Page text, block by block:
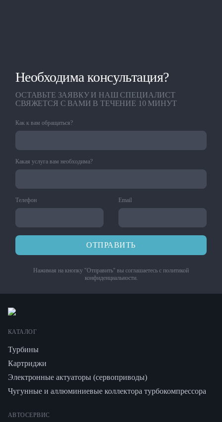
Необходима консультация?
ОСТАВЬТЕ ЗАЯВКУ И НАШ СПЕЦИАЛИСТ
СВЯЖЕТСЯ С ВАМИ В ТЕЧЕНИЕ 10 МИНУТ
Как к вам обращаться?
Какая услуга вам необходима?
Телефон Email
ОТПРАВИТЬ
Нажимая на кнопку "Отправить" вы соглашаетесь с политикой
конфиденциальности.
КАТАЛОГ
Турбины
Картриджи
Электронные актуаторы (сервоприводы)
Чугунные и аллюминиевые коллектора турбокомпрессора
АВТОСЕРВИС